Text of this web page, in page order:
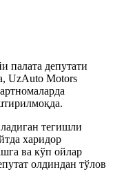
палата депутати
UzAuto Motors
тегишли
харидор
ва кўп ойлар
олдиндан тўлов